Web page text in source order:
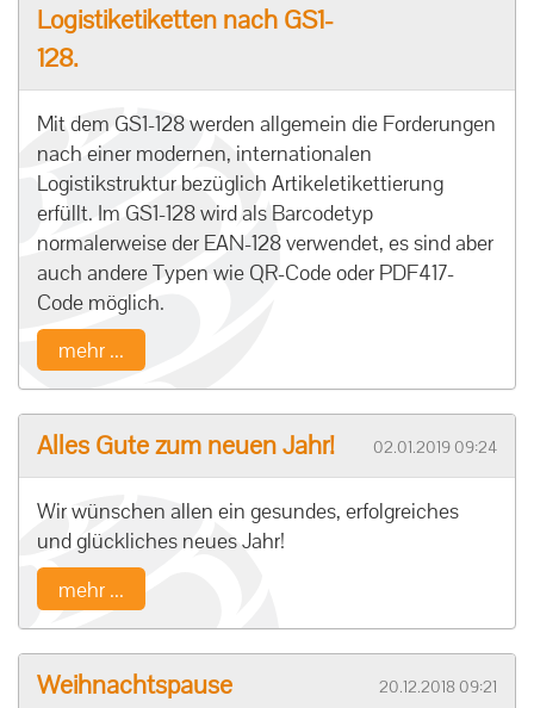
Logistiketiketten nach GS1-
128.
Mit dem GS1-128 werden allgemein die Forderungen
nach einer modernen, internationalen
Logistikstruktur bezüglich Artikeletikettierung
erfüllt. Im GS1-128 wird als Barcodetyp
normalerweise der EAN-128 verwendet, es sind aber
auch andere Typen wie QR-Code oder PDF417-
Code möglich.
mehr ...
Alles Gute zum neuen Jahr! 02.01.2019 09:24
Wir wünschen allen ein gesundes, erfolgreiches
und glückliches neues Jahr!
mehr ...
Weihnachtspause 20.12.2018 09:21